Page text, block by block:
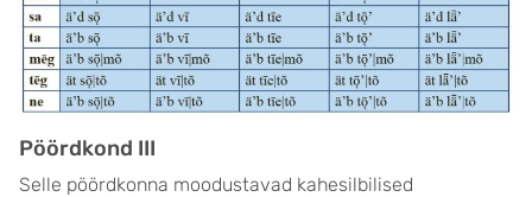
Pöördkond III
Selle pöördkonna moodustavad kahesilbilised